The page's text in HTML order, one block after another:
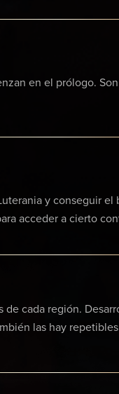
en el prólogo.
y conseguir
acceder a cierto
de cada región.
las hay